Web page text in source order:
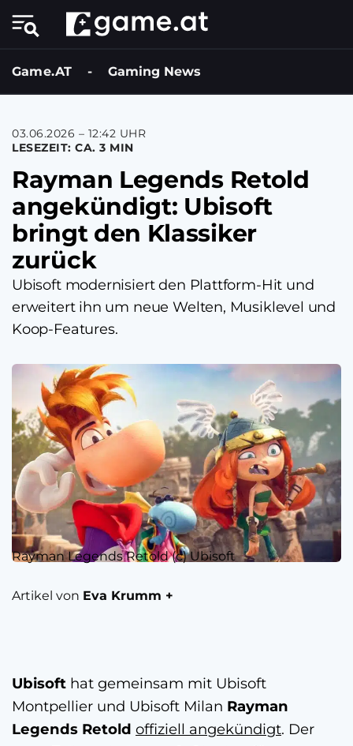
Game.AT - Gaming News
03.06.2026 – 12:42 UHR
LESEZEIT: CA. 3 MIN
Rayman Legends Retold
angekündigt: Ubisoft
bringt den Klassiker
zurück
Ubisoft modernisiert den Plattform-Hit und
erweitert ihn um neue Welten, Musiklevel und
Koop-Features.
Rayman Legends Retold (c) Ubisoft
Artikel von Eva Krumm +
Ubisoft hat gemeinsam mit Ubisoft
Montpellier und Ubisoft Milan Rayman
Legends Retold offiziell angekündigt. Der